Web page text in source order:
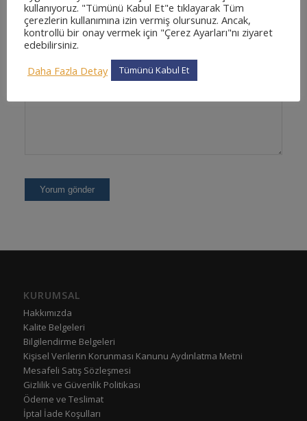
KURUMSAL
Hakkımızda
Kalite Belgeleri
Bilgilendirme Belgeleri
Kişisel Verilerin Korunması Kanunu Aydınlatma Metni
Mesafeli Satış Sözleşmesi
Gizlilik ve Güvenlik Politikası
Ödeme ve Teslimat
İptal İade Koşulları
kullanıyoruz. "Tümünü Kabul Et"e tıklayarak Tüm
çerezlerin kullanımına izin vermiş olursunuz. Ancak,
kontrollü bir onay vermek için "Çerez Ayarları"nı ziyaret
edebilirsiniz.
Daha Fazla Detay
Tümünü Kabul Et